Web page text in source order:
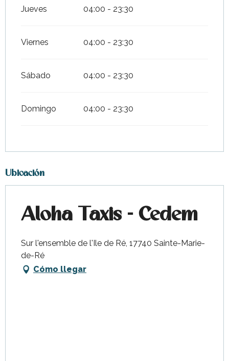
Jueves 04:00 - 23:30
Viernes 04:00 - 23:30
Sábado 04:00 - 23:30
Domingo 04:00 - 23:30
Ubicación
Aloha Taxis - Cedem
Sur l'ensemble de l'Ile de Ré, 17740 Sainte-Marie-
de-Ré
Cómo llegar